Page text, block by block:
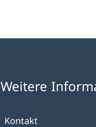
Weitere
Kontakt